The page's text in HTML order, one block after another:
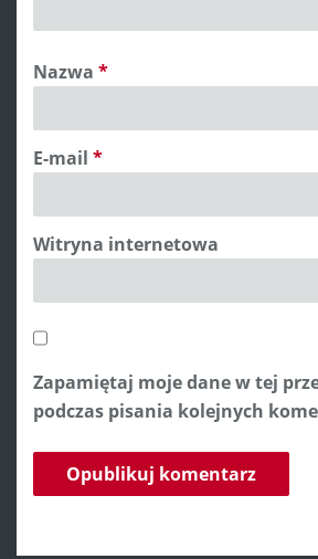
Nazwa *
E-mail *
Witryna internetowa
Zapamiętaj moje dane w tej
podczas pisania kolejnych